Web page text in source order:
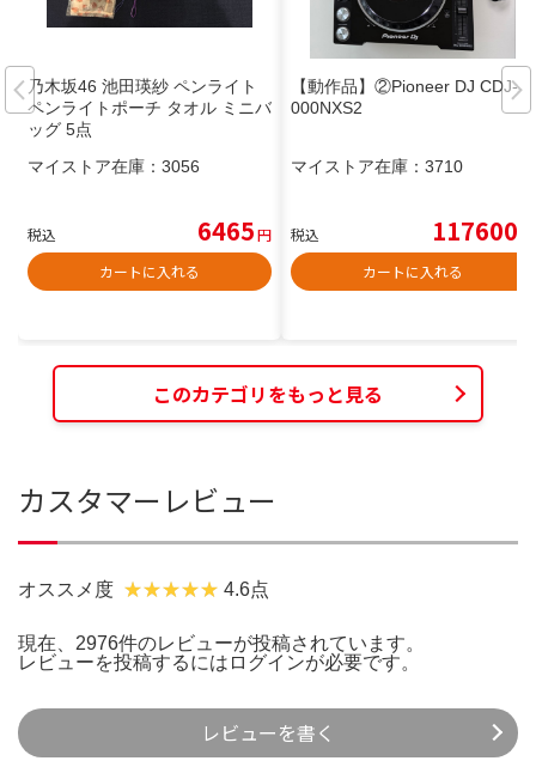
乃木坂46 池田瑛紗 ペンライト
ペンライトポーチ タオル ミニバ
ッグ 5点
マイストア在庫： 3056
税込 6465円
カートに入れる
【動作品】②Pioneer DJ CDJ-2
000NXS2
マイストア在庫： 3710
税込 117600
カートに入れる
このカテゴリをもっと見る
カスタマーレビュー
オススメ度 4.6点
現在、2976件のレビューが投稿されています。
レビューを投稿するには ログインが必要です。
レビューを書く